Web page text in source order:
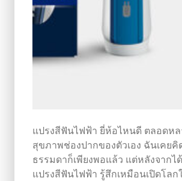
แปรงสีฟันไฟฟ้า ยี่ห้อไหนดี ตลอดห
สุขภาพช่องปากของตัวเอง ฉันเคย
ธรรมดาก็เพียงพอแล้ว แต่หลังจากไ
แปรงสีฟันไฟฟ้า รู้สึกเหมือนเปิดโลก